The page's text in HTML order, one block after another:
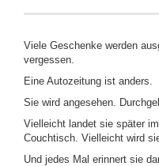
Viele Geschenke werden
vergessen.
Eine Autozeitung ist anders.
Sie wird angesehen.
Vielleicht landet sie später
Couchtisch. Vielleicht wird
Und jedes Mal erinnert sie